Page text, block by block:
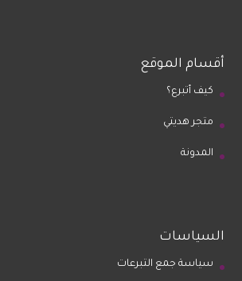
أقسام الموقع
كيف أتبرع؟
متجر هديتي
المدونة
السياسات
سياسة جمع التبرعات